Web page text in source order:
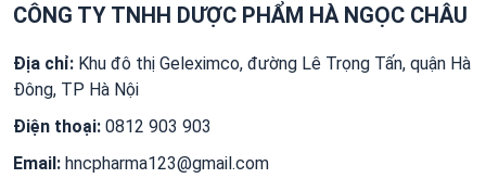
CÔNG TY TNHH DƯỢC PHẨM HÀ NGỌC CHÂU
Địa chỉ: Khu đô thị Geleximco, đường Lê Trọng Tấn, quận Hà
Đông, TP Hà Nội
Điện thoại: 0812 903 903
Email: hncpharma123@gmail.com